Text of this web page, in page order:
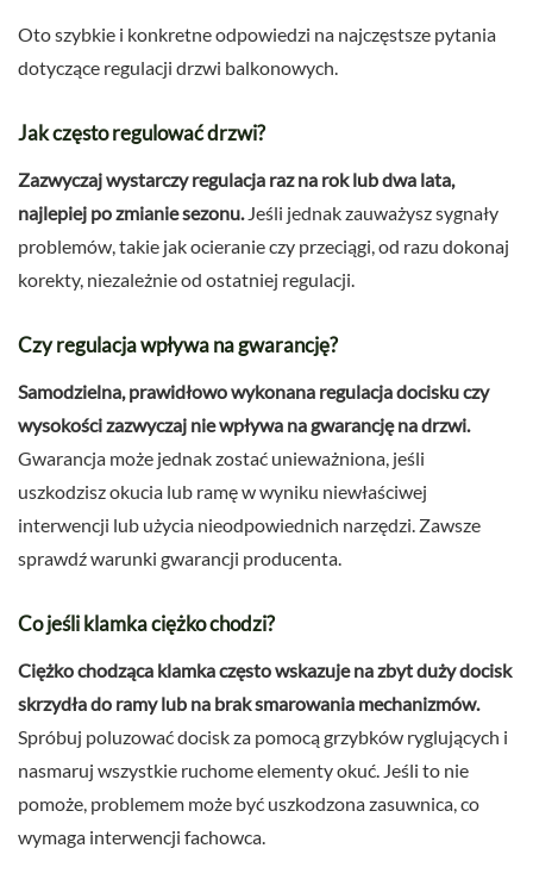
Oto szybkie i konkretne odpowiedzi na najczęstsze pytania
dotyczące regulacji drzwi balkonowych.
Jak często regulować drzwi?
Zazwyczaj wystarczy regulacja raz na rok lub dwa lata,
najlepiej po zmianie sezonu.Jeśli jednak zauważysz sygnały
problemów, takie jak ocieranie czy przeciągi, od razu dokonaj
korekty, niezależnie od ostatniej regulacji.
Czy regulacja wpływa na gwarancję?
Samodzielna, prawidłowo wykonana regulacja docisku czy
wysokości zazwyczaj nie wpływa na gwarancję na drzwi.
Gwarancja może jednak zostać unieważniona, jeśli
uszkodzisz okucia lub ramę w wyniku niewłaściwej
interwencji lub użycia nieodpowiednich narzędzi. Zawsze
sprawdź warunki gwarancji producenta.
Co jeśli klamka ciężko chodzi?
Ciężko chodząca klamka często wskazuje na zbyt duży docisk
skrzydła do ramy lub na brak smarowania mechanizmów.
Spróbuj poluzować docisk za pomocą grzybków ryglujących i
nasmaruj wszystkie ruchome elementy okuć. Jeśli to nie
pomoże, problemem może być uszkodzona zasuwnica, co
wymaga interwencji fachowca.